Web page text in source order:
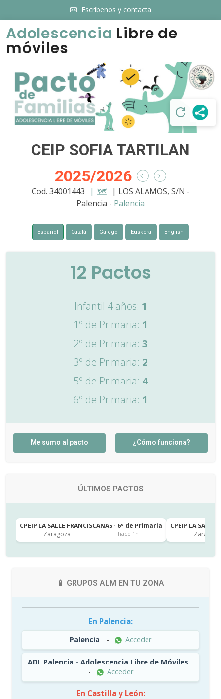
Escríbenos y contacta
Adolescencia Libre de
móviles
CEIP SOFIA TARTILAN
2025/2026
Cod. 34001443 | 🗺️ | LOS ALAMOS, S/N -
Palencia - Palencia
Español Català Galego Euskera English
12 Pactos
Infantil 4 años: 1
1º de Primaria: 1
2º de Primaria: 3
3º de Primaria: 2
5º de Primaria: 4
6º de Primaria: 1
Me sumo al pacto ¿Cómo funciona?
ÚLTIMOS PACTOS
CPEIP LA SALLE FRANCISCANAS · 6º de Primaria
Zaragoza
hace 1h
CPEIP LA SALLE
Zaragoza
📱 GRUPOS ALM EN TU ZONA
En Palencia:
Palencia - Acceder
ADL Palencia - Adolescencia Libre de Móviles
-
Acceder
En Castilla y León: